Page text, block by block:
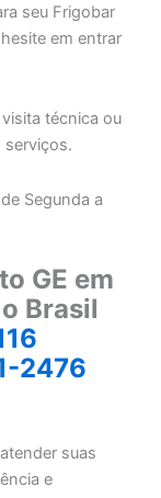
seu Frigobar
em entrar
técnica ou
Segunda a
GE em
Brasil
2476
suas
e